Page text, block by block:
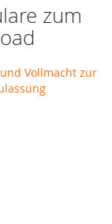
zum
Vollmacht zur